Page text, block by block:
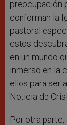
preocupación
conforman la
pastoral
estos
en un mundo
inmerso en la
ellos para ser
Noticia de
Por otra parte,